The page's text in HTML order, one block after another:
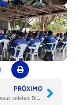
PRÓXIMO
Águas de Manaus celebra Dia da Amazônia